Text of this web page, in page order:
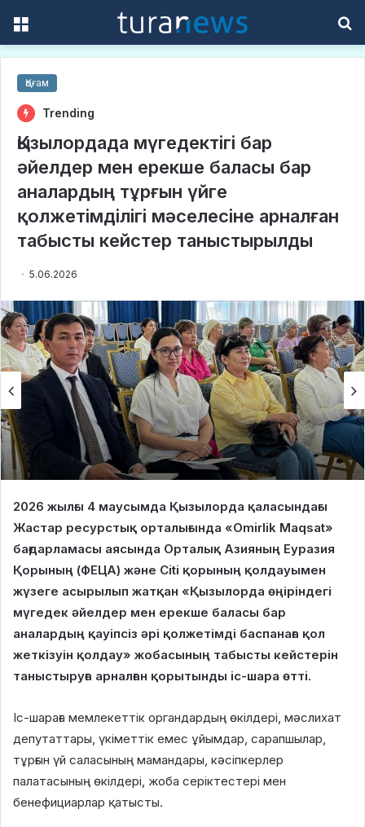
Қоғам
Trending
Қызылордада мүгедектігі бар
әйелдер мен ерекше баласы бар
аналардың тұрғын үйге
қолжетімділігі мәселесіне арналған
табысты кейстер таныстырылды
5.06.2026
2026 жылғы 4 маусымда Қызылорда қаласындағы
Жастар ресурстық орталығында «Omirlik Maqsat»
бағдарламасы аясында Орталық Азияның Еуразия
Қорының (ФЕЦА) және Citi қорының қолдауымен
жүзеге асырылып жатқан «Қызылорда өңіріндегі
мүгедек әйелдер мен ерекше баласы бар
аналардың қауіпсіз әрі қолжетімді баспанаға қол
жеткізуін қолдау» жобасының табысты кейстерін
таныстыруға арналған қорытынды іс-шара өтті.
Іс-шараға мемлекеттік органдардың өкілдері, мәслихат
депутаттары, үкіметтік емес ұйымдар, сарапшылар,
тұрғын үй саласының мамандары, кәсіпкерлер
палатасының өкілдері, жоба серіктестері мен
бенефициарлар қатысты.